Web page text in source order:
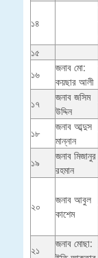
১৪
১৫
১৬
জনাব মো:
কয়ছার আলী
১৭
জনাব জসিম
উদ্দিন
১৮
জনাব আব্দুস
মান্নান
১৯
জনাব মিজানুর
রহমান
২০
জনাব আবুল
কাশেম
২১
জনাব মোছা: